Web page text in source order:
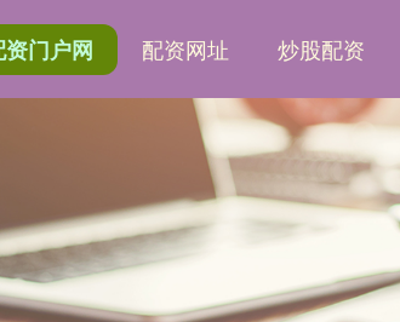
资门户网 配资网址 炒股配资